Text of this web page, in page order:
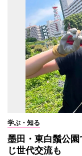
学ぶ・知る
墨田・東白鬚公
じ世代交流も